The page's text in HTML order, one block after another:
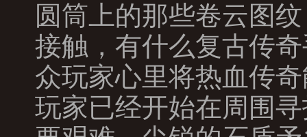
圆筒上的那些卷云图
接触，有什么复古传
众玩家心里将热血传
玩家已经开始在周围